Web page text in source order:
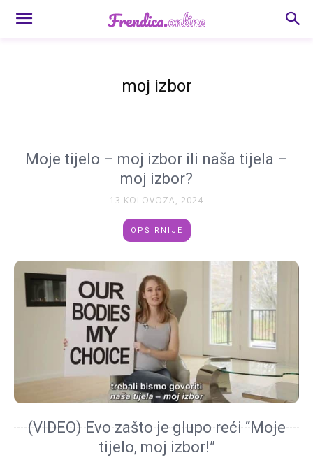
moj izbor
Moje tijelo – moj izbor ili naša tijela –
moj izbor?
13 KOLOVOZA, 2024
OPŠIRNIJE
(VIDEO) Evo zašto je glupo reći “Moje
tijelo, moj izbor!”